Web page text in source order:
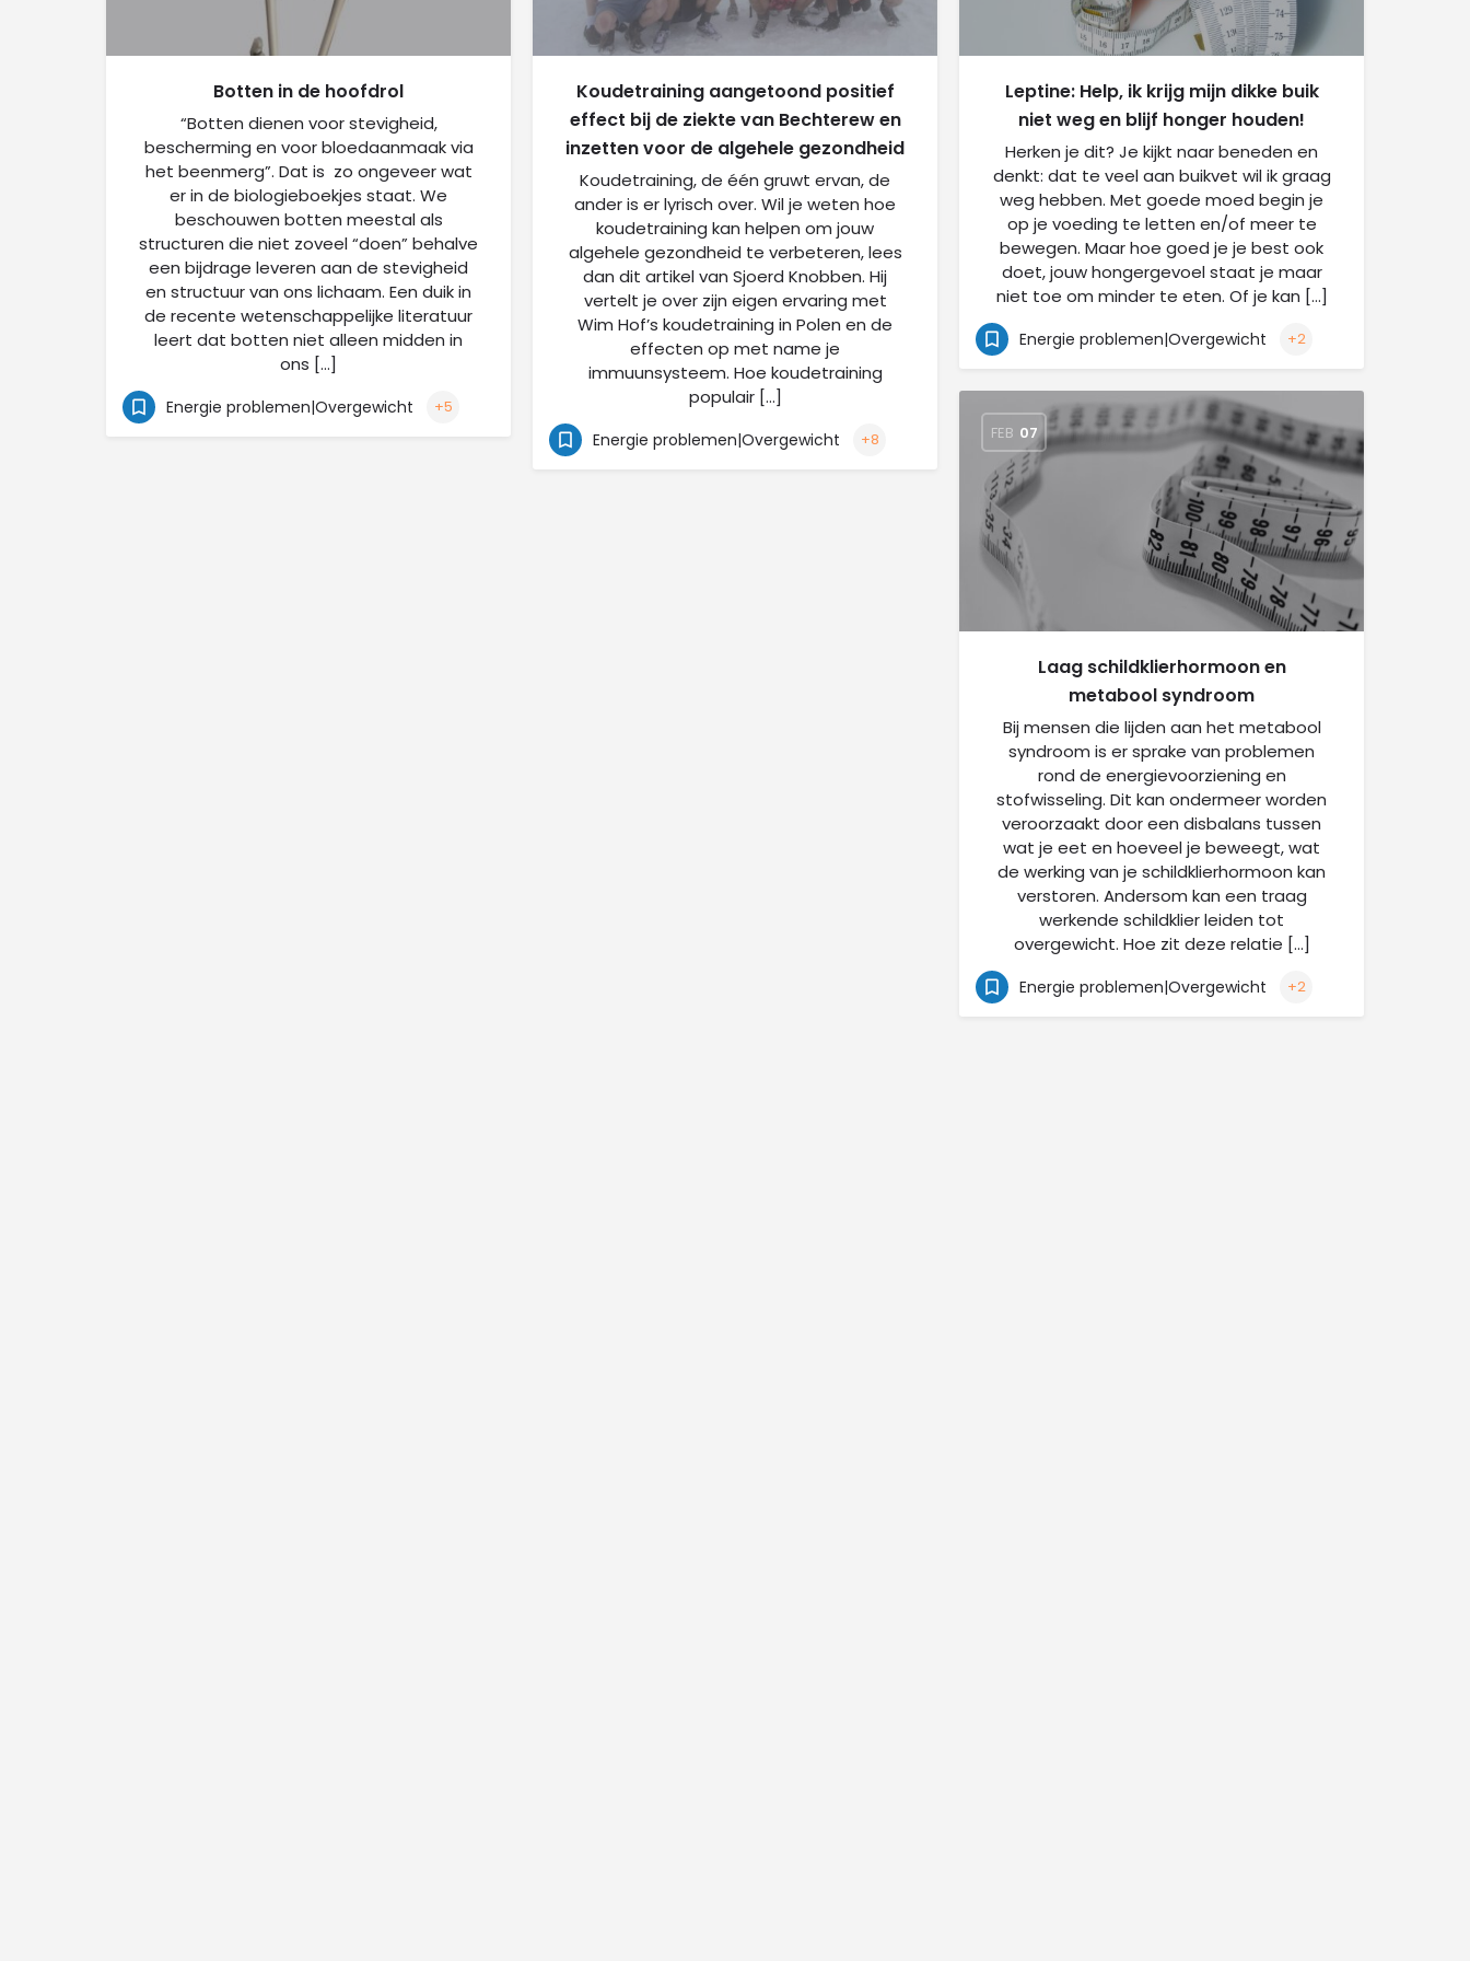
Botten in de hoofdrol
“Botten dienen voor stevigheid,
bescherming en voor bloedaanmaak via
het beenmerg”. Dat is zo ongeveer wat
er in de biologieboekjes staat. We
beschouwen botten meestal als
structuren die niet zoveel “doen” behalve
een bijdrage leveren aan de stevigheid
en structuur van ons lichaam. Een duik in
de recente wetenschappelijke literatuur
leert dat botten niet alleen midden in
ons […]
Energie problemen|Overgewicht +5
Koudetraining aangetoond positief
effect bij de ziekte van Bechterew en
inzetten voor de algehele gezondheid
Koudetraining, de één gruwt ervan, de
ander is er lyrisch over. Wil je weten hoe
koudetraining kan helpen om jouw
algehele gezondheid te verbeteren, lees
dan dit artikel van Sjoerd Knobben. Hij
vertelt je over zijn eigen ervaring met
Wim Hof’s koudetraining in Polen en de
effecten op met name je
immuunsysteem. Hoe koudetraining
populair […]
Energie problemen|Overgewicht +8
Leptine: Help, ik krijg mijn dikke buik
niet weg en blijf honger houden!
Herken je dit? Je kijkt naar beneden en
denkt: dat te veel aan buikvet wil ik graag
weg hebben. Met goede moed begin je
op je voeding te letten en/of meer te
bewegen. Maar hoe goed je je best ook
doet, jouw hongergevoel staat je maar
niet toe om minder te eten. Of je kan […]
Energie problemen|Overgewicht +2
FEB 07
Laag schildklierhormoon en
metabool syndroom
Bij mensen die lijden aan het metabool
syndroom is er sprake van problemen
rond de energievoorziening en
stofwisseling. Dit kan ondermeer worden
veroorzaakt door een disbalans tussen
wat je eet en hoeveel je beweegt, wat
de werking van je schildklierhormoon kan
verstoren. Andersom kan een traag
werkende schildklier leiden tot
overgewicht. Hoe zit deze relatie […]
Energie problemen|Overgewicht +2